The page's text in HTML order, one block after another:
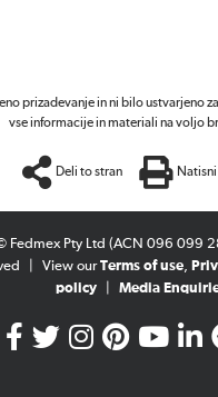
prizadevanje in ni bilo ustvarjeno
vse informacije in materiali na voljo
Deli to stran
Fedmex Pty Ltd (ACN 096 099
View ourTerms of use,
policy
Media